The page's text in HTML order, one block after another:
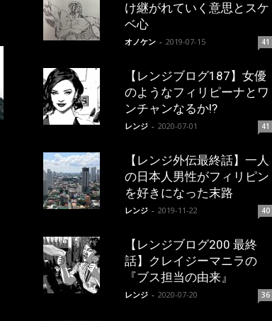
け継がれていく意思とスケ
ベ心
オノケン - 2019-07-15 41
【レンジブログ187】女優
のようなフィリピーナとワ
ンチャンなるか!?
レンジ - 2020-07-01 41
【レンジ外伝最終話】一人
の日本人男性がフィリピン
を好きになった末路
レンジ - 2019-11-22 40
【レンジブログ200 最終
話】クレイジーマニラの
『ブス担当の由来』
レンジ - 2020-07-20 36